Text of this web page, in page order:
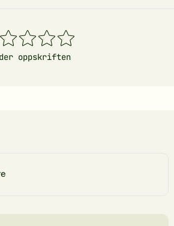
2
stjerner
3
stjerner
4
stjerner
5
stjerner
oppskriften